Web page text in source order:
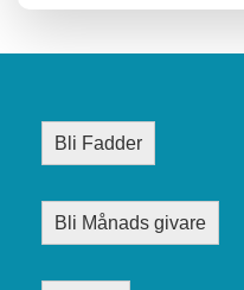
Bli Fadder
Bli Månads givare